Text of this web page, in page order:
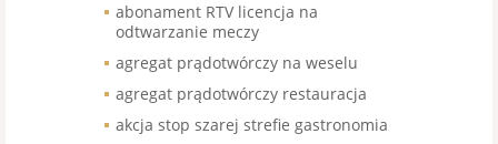
abonament RTV licencja na
odtwarzanie meczy
agregat prądotwórczy na weselu
agregat prądotwórczy restauracja
akcja stop szarej strefie gastronomia